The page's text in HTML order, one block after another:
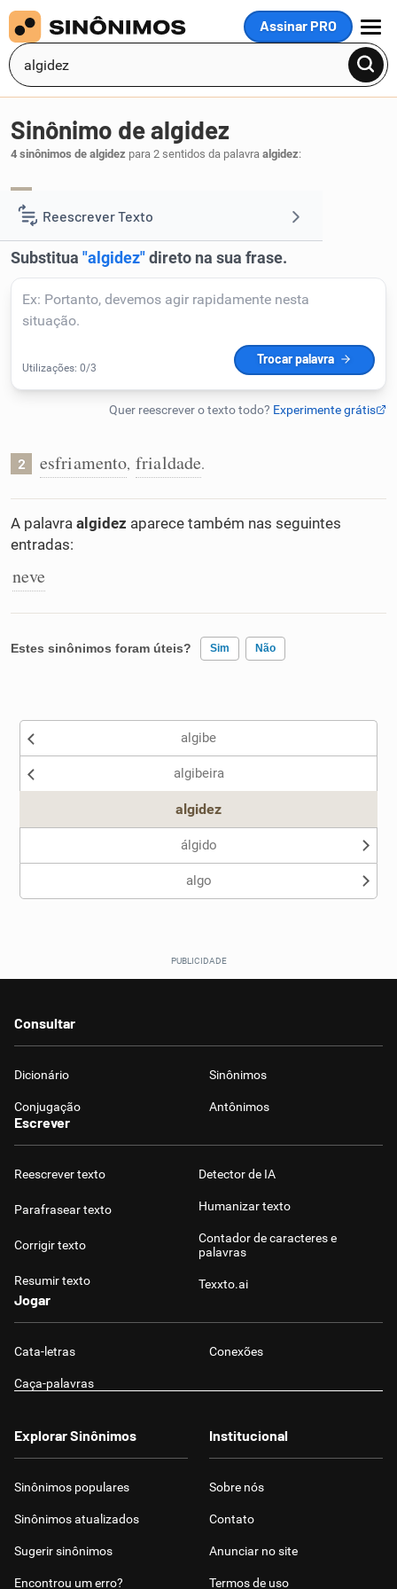
Assinar PRO
MENU
Reescrever Texto
Resumir Texto
Corrigir Texto
Detector de IA
Humanizador de IA
Cata-letras
Caça-palavras
Sinônimo de algidez
4 sinônimos de algidez para 2 sentidos da palavra algidez:
2 esfriamento, frialdade.
A palavra algidez aparece também nas seguintes
entradas:
neve
Estes sinônimos foram úteis? Sim Não
Nenhum dos sinônimos apresentados me ajudou
algibe
algibeira
algidez
álgido
algo
Consultar
Dicionário Sinônimos
Conjugação Antônimos
Escrever
Reescrever texto
Parafrasear texto
Corrigir texto
Resumir texto
Detector de IA
Humanizar texto
Contador de caracteres e
palavras
Texxto.ai
Jogar
Cata-letras Conexões
Caça-palavras
Explorar Sinônimos
Sinônimos populares
Sinônimos atualizados
Sugerir sinônimos
Encontrou um erro?
Institucional
Sobre nós
Contato
Anunciar no site
Termos de uso